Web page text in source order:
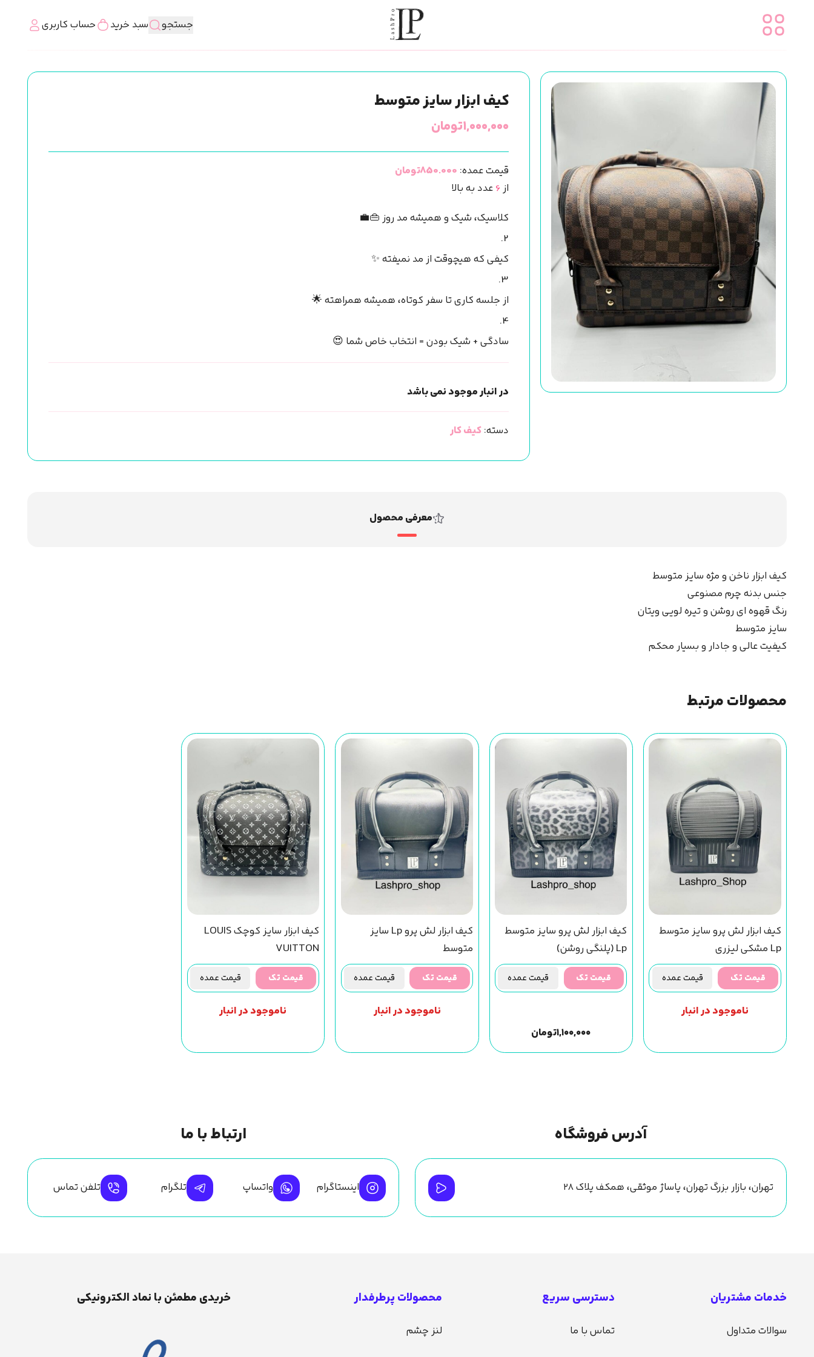
جستجو سبد خرید حساب کاربری
کیف ابزار سایز متوسط
۱,۰۰۰,۰۰۰تومان
قیمت عمده: 850.000تومان
از6عدد به بالا
کلاسیک، شیک و همیشه مد روز 👜💼
2.
کیفی که هیچوقت از مد نمیفته ✨
3.
از جلسه کاری تا سفر کوتاه، همیشه همراهته 🌟
4.
سادگی + شیک بودن = انتخاب خاص شما 😍
در انبار موجود نمی باشد
دسته:کیف کار
معرفی محصول
کیف ابزار ناخن و مژه سایز متوسط
جنس بدنه چرم مصنوعی
رنگ قهوه ای روشن و تیره لویی ویتان
سایز متوسط
کیفیت عالی و جادار و بسیار محکم
محصولات مرتبط
کیف ابزار لش پرو سایز متوسط
Lp مشکی لیزری
قیمت تک قیمت عمده
ناموجود در انبار
کیف ابزار لش پرو سایز متوسط
Lp (پلنگی روشن)
قیمت تک قیمت عمده
۱,۱۰۰,۰۰۰تومان
کیف ابزار لش پرو Lp سایز
متوسط
قیمت تک قیمت عمده
ناموجود در انبار
کیف ابزار سایز کوچک LOUIS
VUITTON
قیمت تک قیمت عمده
ناموجود در انبار
آدرس فروشگاه
تهران، بازار بزرگ تهران، پاساژ موثقی، همکف پلاک ۲۸
ارتباط با ما
اینستاگرام واتساپ تلگرام تلفن تماس
خدمات مشتریان
سوالات متداول
دسترسی سریع
تماس با ما
محصولات پرطرفدار
لنز چشم
خریدی مطمئن با نماد الکترونیکی